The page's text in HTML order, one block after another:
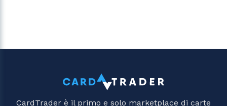
CardTrader è il primo e solo marketplace di carte